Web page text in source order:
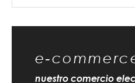
e-
nuestro comercio